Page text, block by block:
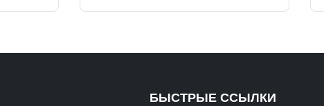
uses natural wood pulp and polyester
БЫСТРЫЕ ССЫЛКИ